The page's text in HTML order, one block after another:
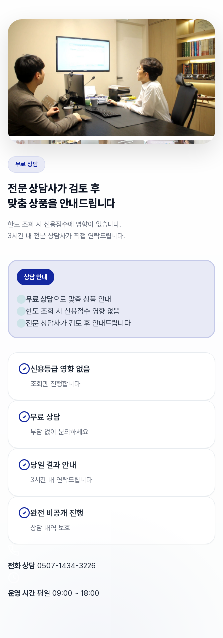
무료 상담
전문 상담사가 검토 후
맞춤 상품을 안내드립니다
한도 조회 시 신용점수에 영향이 없습니다.
3시간 내 전문 상담사가 직접 연락드립니다.
상담 안내
무료 상담으로 맞춤 상품 안내
한도 조회 시 신용점수 영향 없음
전문 상담사가 검토 후 안내드립니다
신용등급 영향 없음
조회만 진행합니다
무료 상담
부담 없이 문의하세요
당일 결과 안내
3시간 내 연락드립니다
완전 비공개 진행
상담 내역 보호
전화 상담 0507-1434-3226
운영 시간 평일 09:00 ~ 18:00